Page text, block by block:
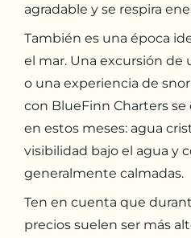
agradable y se respira
También es una época
el mar. Una excursión de
o una experiencia de
con BlueFinn Charters
en estos meses: agua
visibilidad bajo el agua y
generalmente calmadas.
Ten en cuenta que
precios suelen ser más